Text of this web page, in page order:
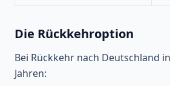
Die Rückkehroption
Bei Rückkehr nach Deutschland
Jahren: